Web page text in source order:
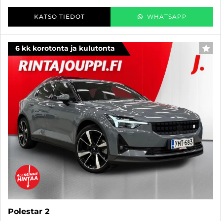
KATSO TIEDOT WHATSAPP
6 kk korotonta ja kulutonta
Polestar 2